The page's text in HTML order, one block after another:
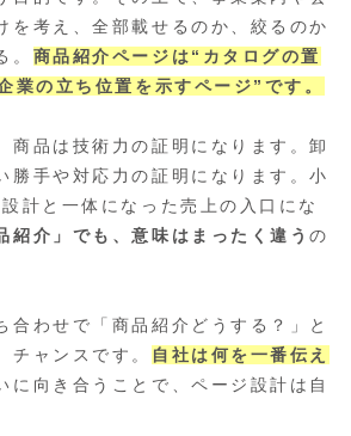
を考え、全部載せるのか、絞るのか
。 商品紹介ページは“カタログの置
業の立ち位置を示すページ”です。
商品は技術力の証明になります。卸
勝手や対応力の証明になります。小
計と一体になった売上の入口にな
紹介」でも、意味はまったく違うの
合わせで「商品紹介どうする？」と
チャンスです。
自社は何を一番伝え
に向き合うことで、ページ設計は自